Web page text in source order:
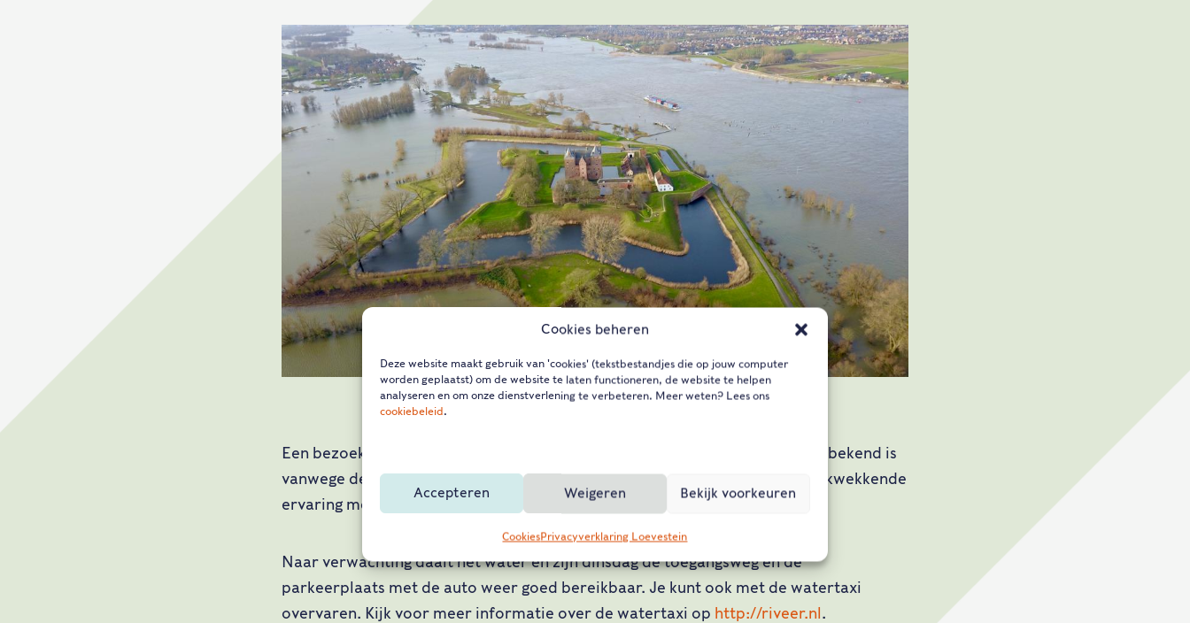
Cookies beheren
Deze website maakt gebruik van 'cookies' (tekstbestandjes die op jouw computer
worden geplaatst) om de website te laten functioneren, de website te helpen
analyseren en om onze dienstverlening te verbeteren. Meer weten? Lees ons
cookiebeleid.
Accepteren Weigeren Bekijk voorkeuren
CookiesPrivacyverklaring Loevestein
Een bezoek aan het fotogenieke buitendijks gelegen Loevestein, dat vooral bekend is
vanwege de ontsnapping van Hugo de Groot in een boekenkist, is een indrukwekkende
ervaring met de hoge waterstand van de afgelopen dagen.
Naar verwachting daalt het water en zijn dinsdag de toegangsweg en de
parkeerplaats met de auto weer goed bereikbaar. Je kunt ook met de watertaxi
overvaren. Kijk voor meer informatie over de watertaxi op http://riveer.nl .